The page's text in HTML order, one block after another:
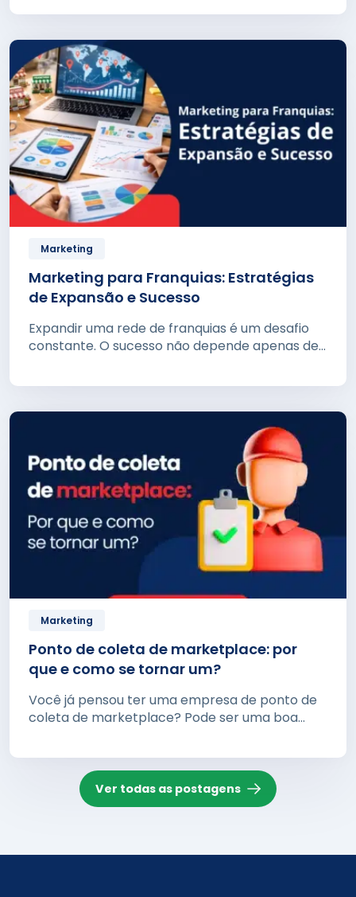
Marketing
Marketing para Franquias: Estratégias
de Expansão e Sucesso
Expandir uma rede de franquias é um desafio
constante. O sucesso não depende apenas de...
Marketing
Ponto de coleta de marketplace: por
que e como se tornar um?
Você já pensou ter uma empresa de ponto de
coleta de marketplace? Pode ser uma boa...
Ver todas as postagens